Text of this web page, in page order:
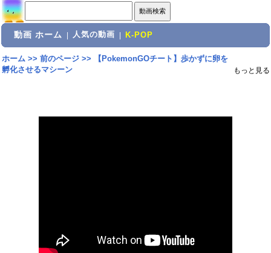
動画 ホーム 人気の動画 K-POP
ホーム>> 前のページ>>
【PokemonGOチート】歩かずに卵を
孵化させるマシーン
もっと見る